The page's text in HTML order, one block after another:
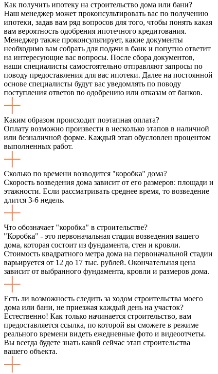
Как получить ипотеку на строительство дома или бани?
Наш менеджер может проконсультировать вас по получению
ипотеки, задав вам ряд вопросов для того, чтобы понять какая
вам вероятность одобрения ипотечного кредитования.
Менеджер также проконсультирует, какие документы
необходимо вам собрать для подачи в банк и попутно ответит
на интересующие вас вопросы. После сбора документов,
наши специалисты самостоятельно отправляют запросы по
поводу предоставления для вас ипотеки. Далее на постоянной
основе специалисты будут вас уведомлять по поводу
поступления ответов по одобрению или отказам от банков.
Каким образом происходит поэтапная оплата?
Оплату возможно произвести в несколько этапов в наличной
или безналичной форме. Каждый этап обусловлен процентом
выполненных работ.
Сколько по времени возводится "коробка" дома?
Скорость возведения дома зависит от его размеров: площади и
этажности. Если рассматривать среднее время, то возведение
длится 3-6 недель.
Что обозначает "коробка" в строительстве?
"Коробка" - это первоначальная стадия возведения вашего
дома, которая состоит из фундамента, стен и кровли.
Стоимость квадратного метра дома на первоначальной стадии
варьируется от 12 до 17 тыс. рублей. Окончательная цена
зависит от выбранного фундамента, кровли и размеров дома.
Есть ли возможность следить за ходом строительства моего
дома или бани, не приезжая каждый день на участок?
Естественно! Как только начинается строительство, вам
предоставляется ссылка, по которой вы сможете в режиме
реального времени видеть ежедневные фото и видеоотчеты.
Вы всегда будете знать какой сейчас этап строительства
вашего объекта.